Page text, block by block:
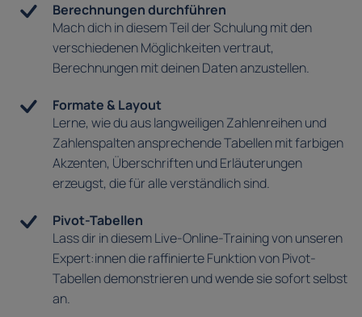
Berechnungen durchführen
Mach dich in diesem Teil der Schulung mit den
verschiedenen Möglichkeiten vertraut,
Berechnungen mit deinen Daten anzustellen.
Formate & Layout
Lerne, wie du aus langweiligen Zahlenreihen und
Zahlenspalten ansprechende Tabellen mit farbigen
Akzenten, Überschriften und Erläuterungen
erzeugst, die für alle verständlich sind.
Pivot-Tabellen
Lass dir in diesem Live-Online-Training von unseren
Expert:innen die raffinierte Funktion von Pivot-
Tabellen demonstrieren und wende sie sofort selbst
an.